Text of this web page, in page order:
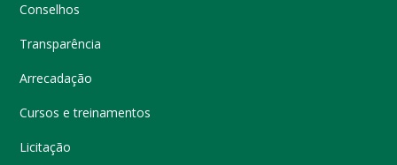
Conselhos
Transparência
Arrecadação
Cursos e treinamentos
Licitação